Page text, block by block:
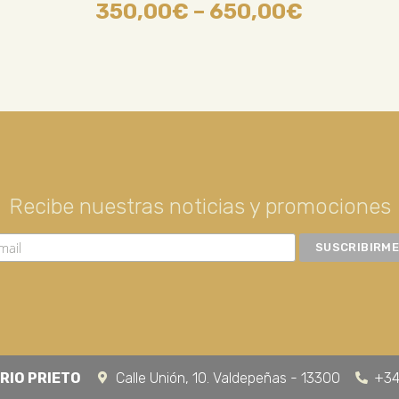
350,00€ – 650,00€
Recibe nuestras noticias y promociones
PRIETO Calle Unión, 10. Valdepeñas - 13300